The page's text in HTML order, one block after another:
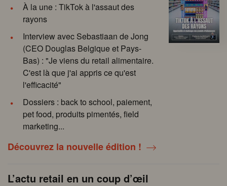
À la une : TikTok à l'assaut des
rayons
Interview avec Sebastiaan de Jong
(CEO Douglas Belgique et Pays-
Bas) : "Je viens du retail alimentaire.
C'est là que j'ai appris ce qu'est
l'efficacité"
Dossiers : back to school, paiement,
pet food, produits pimentés, field
marketing...
Découvrez la nouvelle édition !
L’actu retail en un coup d’œil